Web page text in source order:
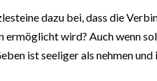
dazu bei, dass die
ermöglicht wird? Auch wenn
ist seeliger als nehmen